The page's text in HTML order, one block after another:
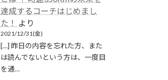
達成するコーチはじめまし
た！
より
2021/12/31(金)
[…] 昨日の内容を忘れた方、また
は読んでないという方は、一度目
を通…